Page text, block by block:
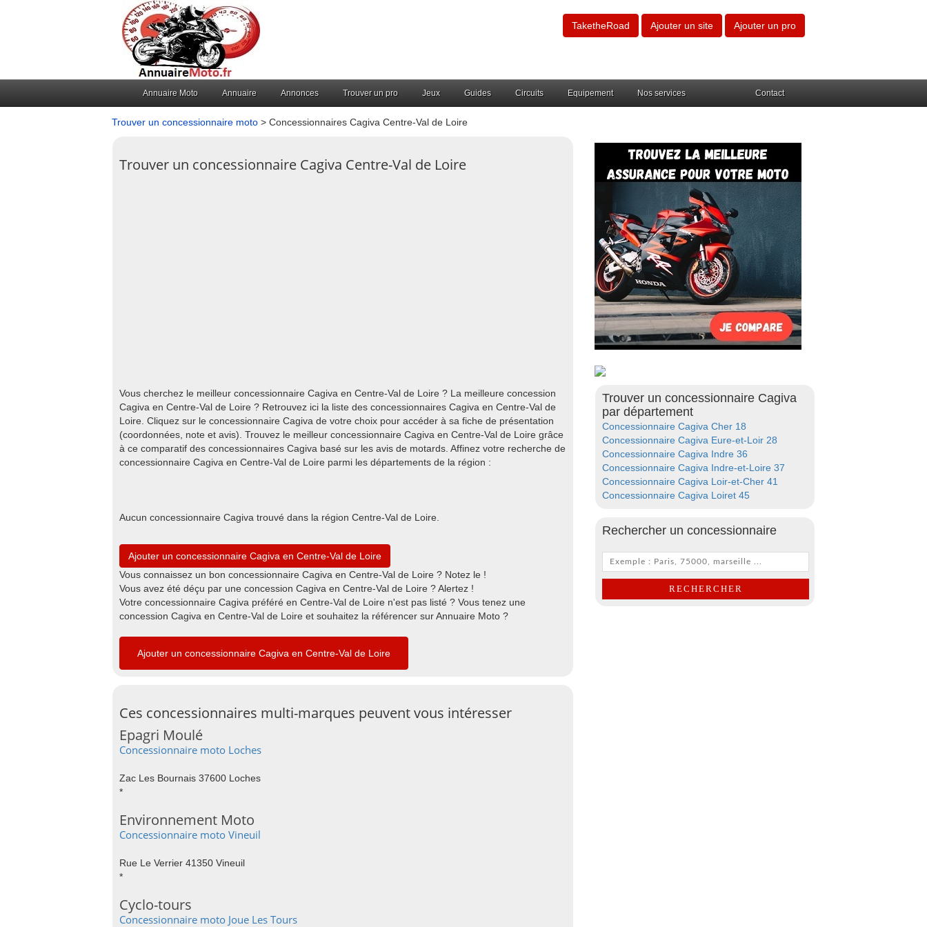
TaketheRoad Ajouter un site Ajouter un pro
Annuaire Moto Annuaire Annonces Trouver un pro Jeux Guides Circuits Equipement Nos services Contact
Trouver un concessionnaire moto > Concessionnaires Cagiva Centre-Val de Loire
Trouver un concessionnaire Cagiva Centre-Val de Loire
Vous cherchez le meilleur concessionnaire Cagiva en Centre-Val de Loire ? La meilleure concession
Cagiva en Centre-Val de Loire ? Retrouvez ici la liste des concessionnaires Cagiva en Centre-Val de
Loire. Cliquez sur le concessionnaire Cagiva de votre choix pour accéder à sa fiche de présentation
(coordonnées, note et avis). Trouvez le meilleur concessionnaire Cagiva en Centre-Val de Loire grâce
à ce comparatif des concessionnaires Cagiva basé sur les avis de motards. Affinez votre recherche de
concessionnaire Cagiva en Centre-Val de Loire parmi les départements de la région :
Aucun concessionnaire Cagiva trouvé dans la région Centre-Val de Loire.
Ajouter un concessionnaire Cagiva en Centre-Val de Loire
Vous connaissez un bon concessionnaire Cagiva en Centre-Val de Loire ? Notez le !
Vous avez été déçu par une concession Cagiva en Centre-Val de Loire ? Alertez !
Votre concessionnaire Cagiva préféré en Centre-Val de Loire n'est pas listé ? Vous tenez une
concession Cagiva en Centre-Val de Loire et souhaitez la référencer sur Annuaire Moto ?
Ajouter un concessionnaire Cagiva en Centre-Val de Loire
Ces concessionnaires multi-marques peuvent vous intéresser
Epagri Moulé
Concessionnaire moto Loches
Zac Les Bournais 37600 Loches
*
Environnement Moto
Concessionnaire moto Vineuil
Rue Le Verrier 41350 Vineuil
*
Cyclo-tours
Concessionnaire moto Joue Les Tours
Trouver un concessionnaire Cagiva
par département
Concessionnaire Cagiva Cher 18
Concessionnaire Cagiva Eure-et-Loir 28
Concessionnaire Cagiva Indre 36
Concessionnaire Cagiva Indre-et-Loire 37
Concessionnaire Cagiva Loir-et-Cher 41
Concessionnaire Cagiva Loiret 45
Rechercher un concessionnaire